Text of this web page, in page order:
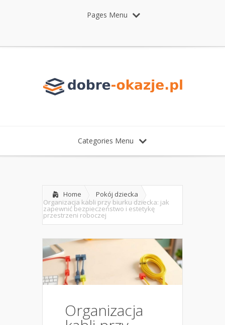
Pages Menu
Categories Menu
Home
Pokój dziecka
Organizacja kabli przy biurku dziecka: jak
zapewnić bezpieczeństwo i estetykę
przestrzeni roboczej
Organizacja